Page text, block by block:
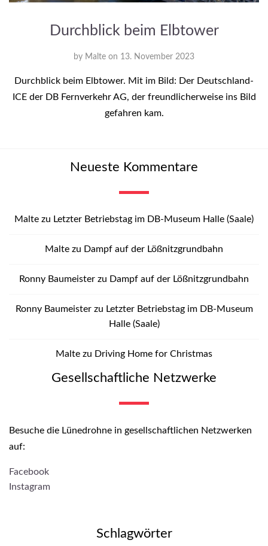
Durchblick beim Elbtower
by Malte on 13. November 2023
Durchblick beim Elbtower. Mit im Bild: Der Deutschland-
ICE der DB Fernverkehr AG, der freundlicherweise ins Bild
gefahren kam.
Neueste Kommentare
Malte zu Letzter Betriebstag im DB-Museum Halle (Saale)
Malte zu Dampf auf der Lößnitzgrundbahn
Ronny Baumeister zu Dampf auf der Lößnitzgrundbahn
Ronny Baumeisterzu Letzter Betriebstag im DB-Museum
Halle (Saale)
Malte zu Driving Home for Christmas
Gesellschaftliche Netzwerke
Besuche die Lünedrohne in gesellschaftlichen Netzwerken
auf:
Facebook
Instagram
Schlagwörter